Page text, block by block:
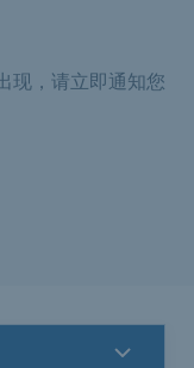
现，请立即通知您